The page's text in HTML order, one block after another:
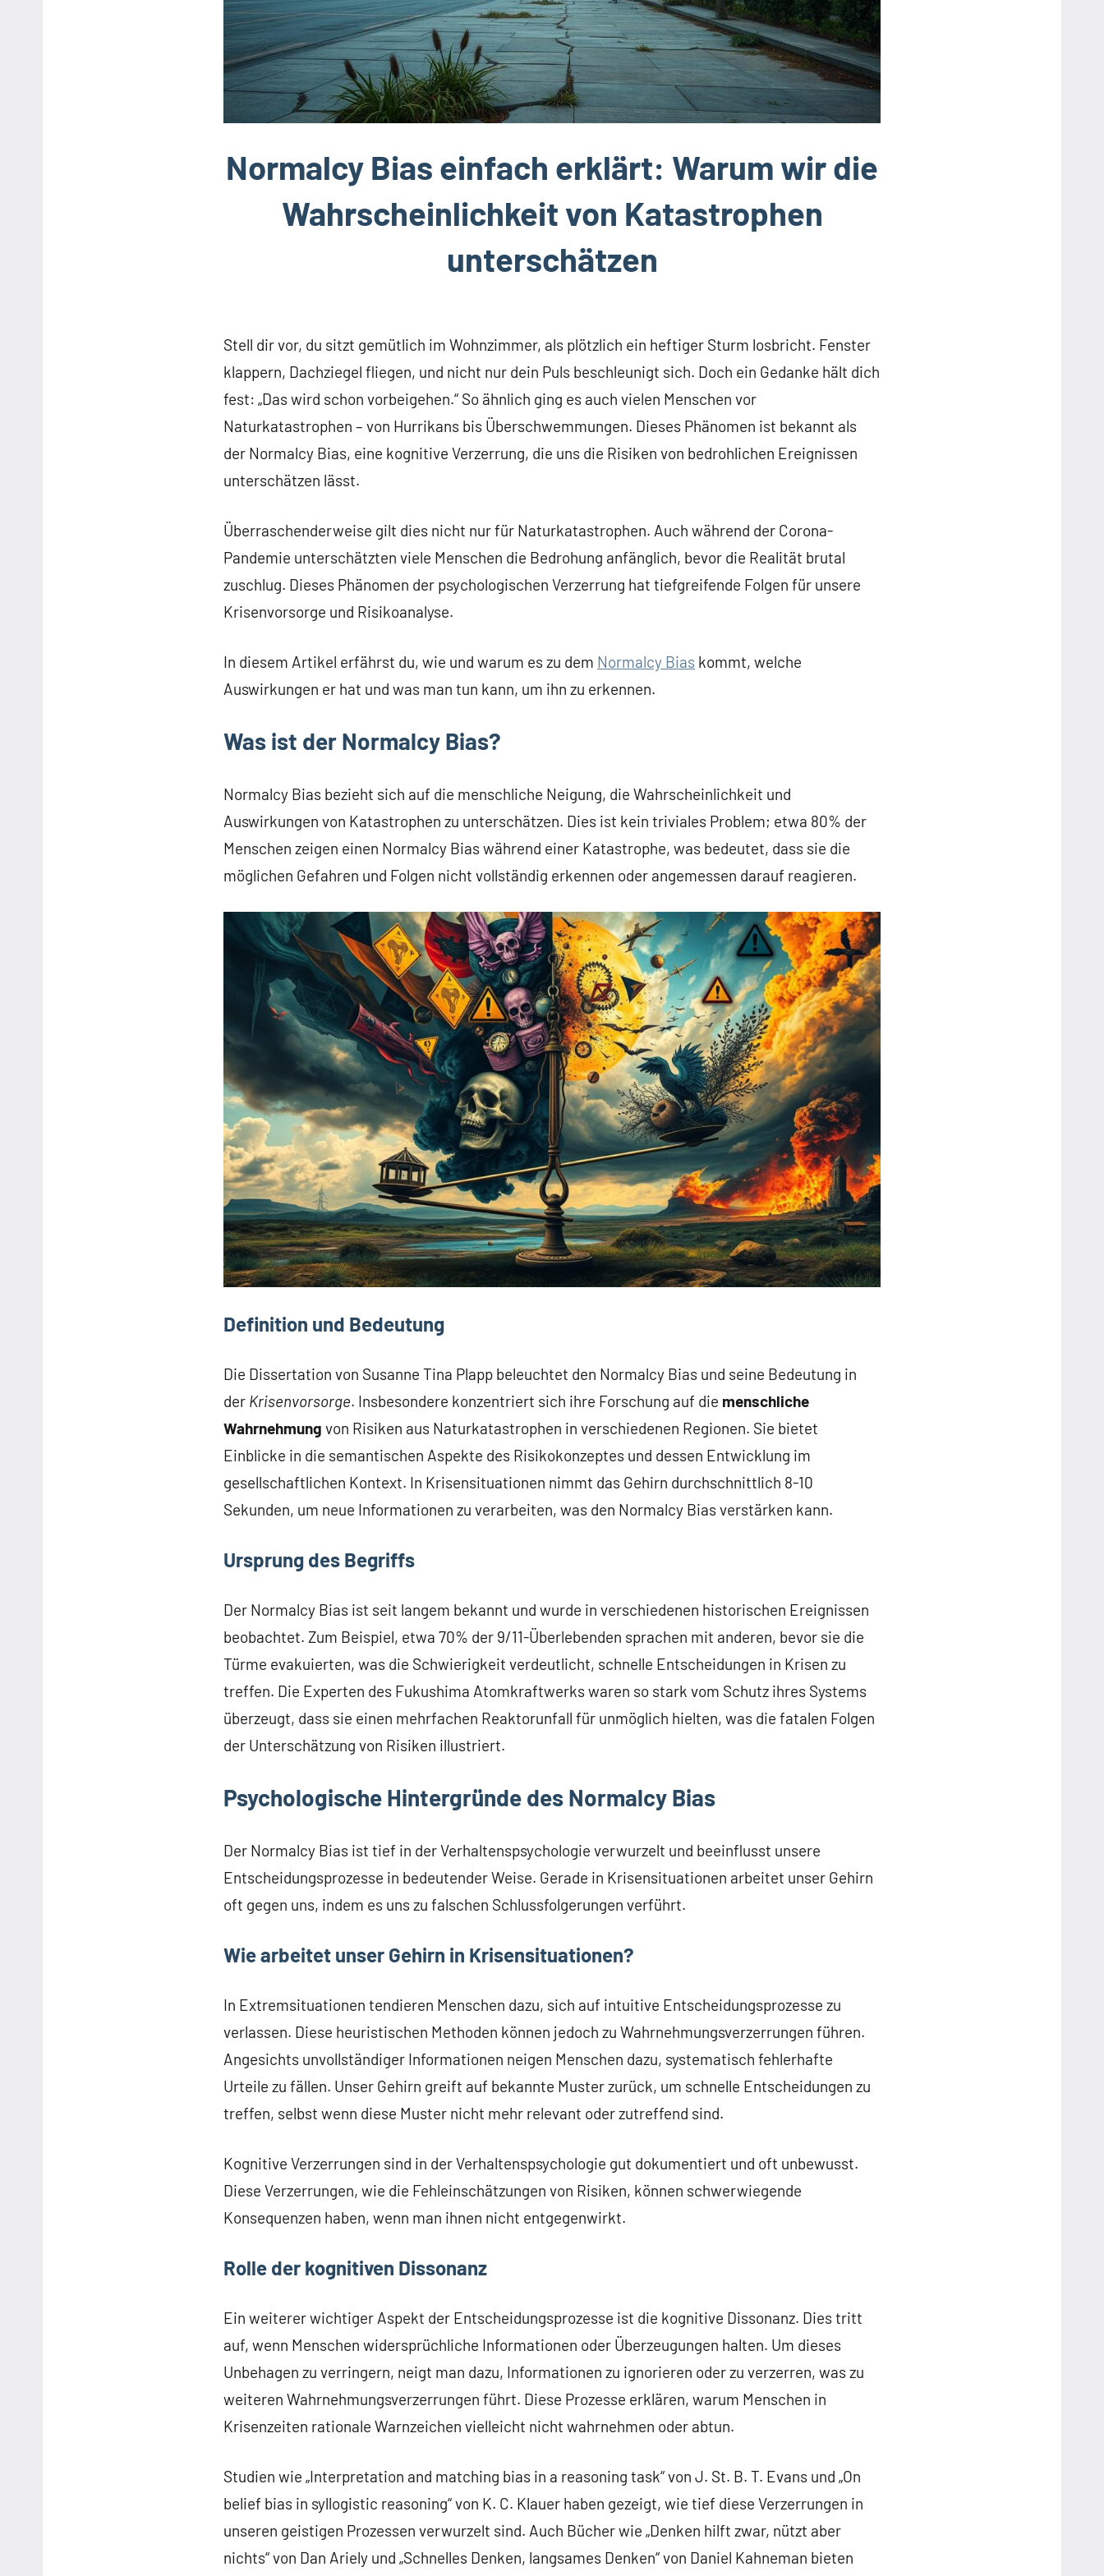
Normalcy Bias einfach erklärt: Warum wir die
Wahrscheinlichkeit von Katastrophen
unterschätzen
Stell dir vor, du sitzt gemütlich im Wohnzimmer, als plötzlich ein heftiger Sturm losbricht. Fenster
klappern, Dachziegel fliegen, und nicht nur dein Puls beschleunigt sich. Doch ein Gedanke hält dich
fest: „Das wird schon vorbeigehen.“ So ähnlich ging es auch vielen Menschen vor
Naturkatastrophen – von Hurrikans bis Überschwemmungen. Dieses Phänomen ist bekannt als
der Normalcy Bias, eine kognitive Verzerrung, die uns die Risiken von bedrohlichen Ereignissen
unterschätzen lässt.
Überraschenderweise gilt dies nicht nur für Naturkatastrophen. Auch während der Corona-
Pandemie unterschätzten viele Menschen die Bedrohung anfänglich, bevor die Realität brutal
zuschlug. Dieses Phänomen der psychologischen Verzerrung hat tiefgreifende Folgen für unsere
Krisenvorsorge und Risikoanalyse.
In diesem Artikel erfährst du, wie und warum es zu dem Normalcy Bias kommt, welche
Auswirkungen er hat und was man tun kann, um ihn zu erkennen.
Was ist der Normalcy Bias?
Normalcy Bias bezieht sich auf die menschliche Neigung, die Wahrscheinlichkeit und
Auswirkungen von Katastrophen zu unterschätzen. Dies ist kein triviales Problem; etwa 80% der
Menschen zeigen einen Normalcy Bias während einer Katastrophe, was bedeutet, dass sie die
möglichen Gefahren und Folgen nicht vollständig erkennen oder angemessen darauf reagieren.
Definition und Bedeutung
Die Dissertation von Susanne Tina Plapp beleuchtet den Normalcy Bias und seine Bedeutung in
der Krisenvorsorge. Insbesondere konzentriert sich ihre Forschung auf die menschliche
Wahrnehmung von Risiken aus Naturkatastrophen in verschiedenen Regionen. Sie bietet
Einblicke in die semantischen Aspekte des Risikokonzeptes und dessen Entwicklung im
gesellschaftlichen Kontext. In Krisensituationen nimmt das Gehirn durchschnittlich 8-10
Sekunden, um neue Informationen zu verarbeiten, was den Normalcy Bias verstärken kann.
Ursprung des Begriffs
Der Normalcy Bias ist seit langem bekannt und wurde in verschiedenen historischen Ereignissen
beobachtet. Zum Beispiel, etwa 70% der 9/11-Überlebenden sprachen mit anderen, bevor sie die
Türme evakuierten, was die Schwierigkeit verdeutlicht, schnelle Entscheidungen in Krisen zu
treffen. Die Experten des Fukushima Atomkraftwerks waren so stark vom Schutz ihres Systems
überzeugt, dass sie einen mehrfachen Reaktorunfall für unmöglich hielten, was die fatalen Folgen
der Unterschätzung von Risiken illustriert.
Psychologische Hintergründe des Normalcy Bias
Der Normalcy Bias ist tief in der Verhaltenspsychologie verwurzelt und beeinflusst unsere
Entscheidungsprozesse in bedeutender Weise. Gerade in Krisensituationen arbeitet unser Gehirn
oft gegen uns, indem es uns zu falschen Schlussfolgerungen verführt.
Wie arbeitet unser Gehirn in Krisensituationen?
In Extremsituationen tendieren Menschen dazu, sich auf intuitive Entscheidungsprozesse zu
verlassen. Diese heuristischen Methoden können jedoch zu Wahrnehmungsverzerrungen führen.
Angesichts unvollständiger Informationen neigen Menschen dazu, systematisch fehlerhafte
Urteile zu fällen. Unser Gehirn greift auf bekannte Muster zurück, um schnelle Entscheidungen zu
treffen, selbst wenn diese Muster nicht mehr relevant oder zutreffend sind.
Kognitive Verzerrungen sind in der Verhaltenspsychologie gut dokumentiert und oft unbewusst.
Diese Verzerrungen, wie die Fehleinschätzungen von Risiken, können schwerwiegende
Konsequenzen haben, wenn man ihnen nicht entgegenwirkt.
Rolle der kognitiven Dissonanz
Ein weiterer wichtiger Aspekt der Entscheidungsprozesse ist die kognitive Dissonanz. Dies tritt
auf, wenn Menschen widersprüchliche Informationen oder Überzeugungen halten. Um dieses
Unbehagen zu verringern, neigt man dazu, Informationen zu ignorieren oder zu verzerren, was zu
weiteren Wahrnehmungsverzerrungen führt. Diese Prozesse erklären, warum Menschen in
Krisenzeiten rationale Warnzeichen vielleicht nicht wahrnehmen oder abtun.
Studien wie „Interpretation and matching bias in a reasoning task“ von J. St. B. T. Evans und „On
belief bias in syllogistic reasoning“ von K. C. Klauer haben gezeigt, wie tief diese Verzerrungen in
unseren geistigen Prozessen verwurzelt sind. Auch Bücher wie „Denken hilft zwar, nützt aber
nichts“ von Dan Ariely und „Schnelles Denken, langsames Denken“ von Daniel Kahneman bieten